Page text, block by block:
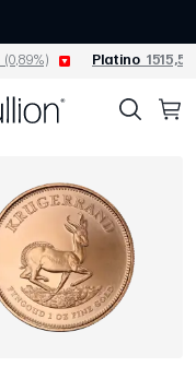
(0,89%) Platino